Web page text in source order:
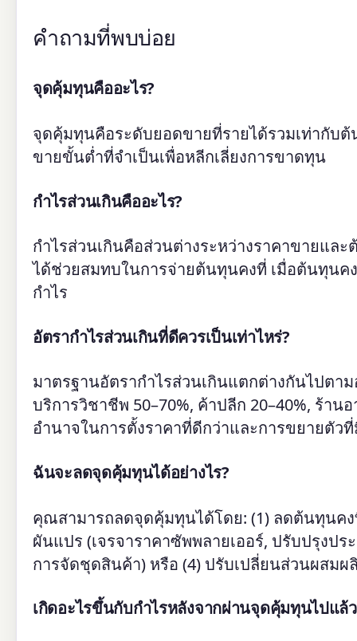
คำถามที่พบบ่อย
จุดคุ้มทุนคืออะไร?
จุดคุ้มทุนคือระดับยอดขายที่รายได้รวมเท่ากับ
ขายขั้นต่ำที่จำเป็นเพื่อหลีกเลี่ยงการขาดทุน
กำไรส่วนเกินคืออะไร?
กำไรส่วนเกินคือส่วนต่างระหว่างราคาขายแ
ได้ช่วยสมทบในการจ่ายต้นทุนคงที่ เมื่อต้นทุนค
กำไร
อัตรากำไรส่วนเกินที่ดีควรเป็นเท่าไหร่?
มาตรฐานอัตรากำไรส่วนเกินแตกต่างกันไปตา
บริการวิชาชีพ 50–70%, ค้าปลีก 20–40%, ร้าน
อำนาจในการตั้งราคาที่ดีกว่าและการขยายตัว
ฉันจะลดจุดคุ้มทุนได้อย่างไร?
คุณสามารถลดจุดคุ้มทุนได้โดย: (1) ลดต้นทุนค
ผันแปร (เจรจาราคาซัพพลายเออร์, ปรับปรุงป
การจัดชุดสินค้า) หรือ (4) ปรับเปลี่ยนส่วนผสม
เกิดอะไรขึ้นกับกำไรหลังจากผ่านจุดคุ้มทุนไปแล้